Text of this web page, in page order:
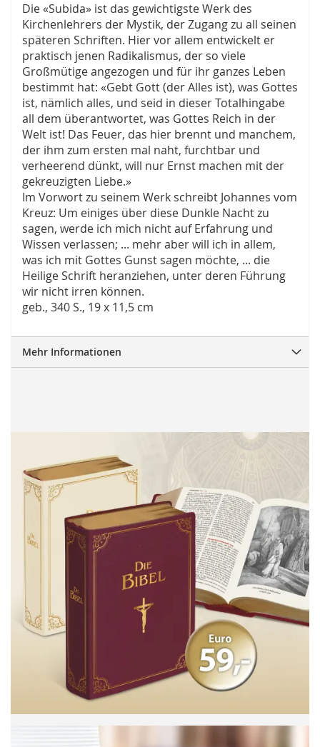
Die «Subida» ist das gewichtigste Werk des
Kirchenlehrers der Mystik, der Zugang zu all seinen
späteren Schriften. Hier vor allem entwickelt er
praktisch jenen Radikalismus, der so viele
Großmütige angezogen und für ihr ganzes Leben
bestimmt hat: «Gebt Gott (der Alles ist), was Gottes
ist, nämlich alles, und seid in dieser Totalhingabe
all dem überantwortet, was Gottes Reich in der
Welt ist! Das Feuer, das hier brennt und manchem,
der ihm zum ersten mal naht, furchtbar und
verheerend dünkt, will nur Ernst machen mit der
gekreuzigten Liebe.»
Im Vorwort zu seinem Werk schreibt Johannes vom
Kreuz: Um einiges über diese Dunkle Nacht zu
sagen, werde ich mich nicht auf Erfahrung und
Wissen verlassen; ... mehr aber will ich in allem,
was ich mit Gottes Gunst sagen möchte, ... die
Heilige Schrift heranziehen, unter deren Führung
wir nicht irren können.
geb., 340 S., 19 x 11,5 cm
Mehr Informationen